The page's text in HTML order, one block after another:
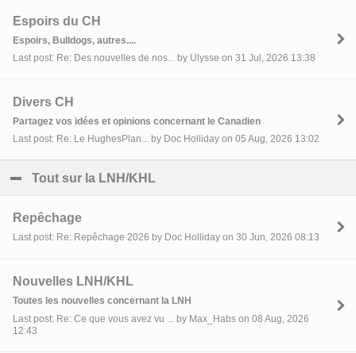
Espoirs du CH
Espoirs, Bulldogs, autres....
Last post: Re: Des nouvelles de nos... by Ulysse on 31 Jul, 2026 13:38
Divers CH
Partagez vos idées et opinions concernant le Canadien
Last post: Re: Le HughesPlan... by Doc Holliday on 05 Aug, 2026 13:02
Tout sur la LNH/KHL
Repêchage
Last post: Re: Repêchage 2026 by Doc Holliday on 30 Jun, 2026 08:13
Nouvelles LNH/KHL
Toutes les nouvelles concernant la LNH
Last post: Re: Ce que vous avez vu ... by Max_Habs on 08 Aug, 2026
12:43